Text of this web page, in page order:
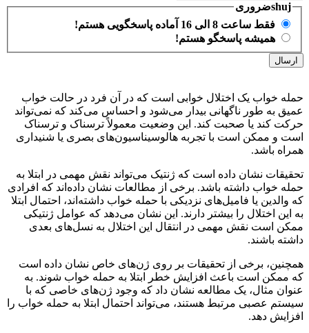
shujضروری
فقط ساعت 8 الی 16 آماده پاسخگویی هستم!
همیشه پاسخگو هستم!
حمله خواب یک اختلال خوابی است که در آن فرد در حالت خواب
عمیق به طور ناگهانی بیدار می‌شود و احساس می‌کند که نمی‌تواند
حرکت کند یا صحبت کند. این وضعیت معمولاً ترسناک و ترسناک
است و ممکن است با تجربه هالوسیناسیون‌های بصری یا شنیداری
همراه باشد.
تحقیقات نشان داده است که ژنتیک می‌تواند نقش مهمی در ابتلا به
حمله خواب داشته باشد. برخی از مطالعات نشان داده‌اند که افرادی
که والدین یا فامیل‌های نزدیکی با حمله خواب داشته‌اند، احتمال ابتلا
به این اختلال را بیشتر دارند. این نشان می‌دهد که عوامل ژنتیکی
ممکن است نقش مهمی در انتقال این اختلال به نسل‌های بعدی
داشته باشند.
همچنین، برخی از تحقیقات بر روی ژن‌های خاص نشان داده است
که ممکن است باعث افزایش خطر ابتلا به حمله خواب شوند. به
عنوان مثال، یک مطالعه نشان داد که وجود ژن‌های خاصی که با
سیستم عصبی مرتبط هستند، می‌تواند احتمال ابتلا به حمله خواب را
افزایش دهد.